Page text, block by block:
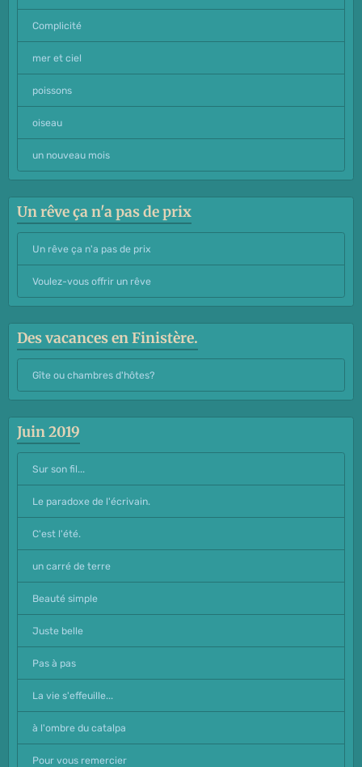
Complicité
mer et ciel
poissons
oiseau
un nouveau mois
Un rêve ça n'a pas de prix
Un rêve ça n'a pas de prix
Voulez-vous offrir un rêve
Des vacances en Finistère.
Gîte ou chambres d'hôtes?
Juin 2019
Sur son fil...
Le paradoxe de l'écrivain.
C'est l'été.
un carré de terre
Beauté simple
Juste belle
Pas à pas
La vie s'effeuille...
à l'ombre du catalpa
Pour vous remercier